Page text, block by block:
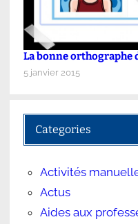
La bonne orthographe
5 janvier 2015
Categories
Activités
Actus
Aides aux